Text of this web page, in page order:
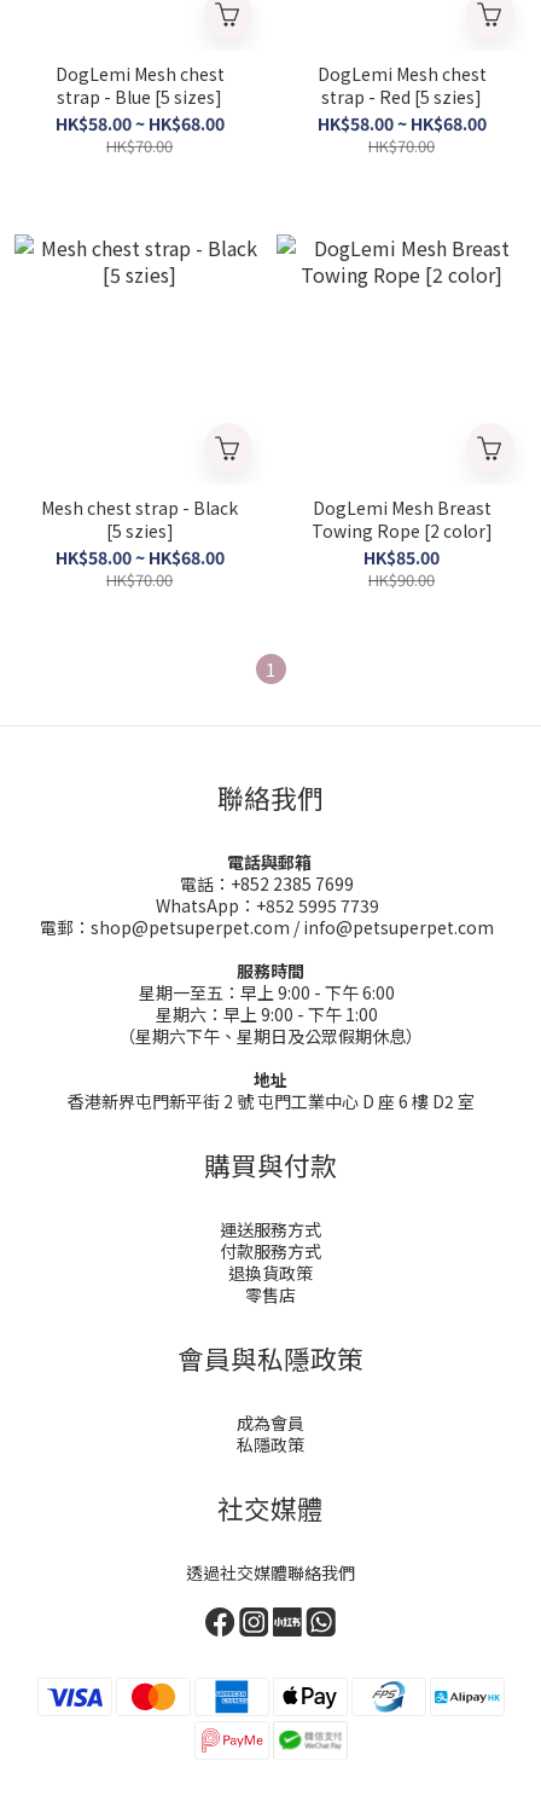
DogLemi Mesh chest
strap - Blue [5 sizes]
HK$58.00 ~ HK$68.00
HK$70.00
DogLemi Mesh chest
strap - Red [5 szies]
HK$58.00 ~ HK$68.00
HK$70.00
Mesh chest strap - Black
[5 szies]
HK$58.00 ~ HK$68.00
HK$70.00
DogLemi Mesh Breast
Towing Rope [2 color]
HK$85.00
HK$90.00
1
聯絡我們
電話與郵箱
電話：+852 2385 7699
WhatsApp：+852 5995 7739
電郵：shop@petsuperpet.com / info@petsuperpet.com
服務時間
星期一至五：早上 9:00 - 下午 6:00
星期六：早上 9:00 - 下午 1:00
（星期六下午、星期日及公眾假期休息）
地址
香港新界屯門新平街 2 號 屯門工業中心 D 座 6 樓 D2 室
購買與付款
運送服務方式
付款服務方式
退換貨政策
零售店
會員與私隱政策
成為會員
私隱政策
社交媒體
透過社交媒體聯絡我們